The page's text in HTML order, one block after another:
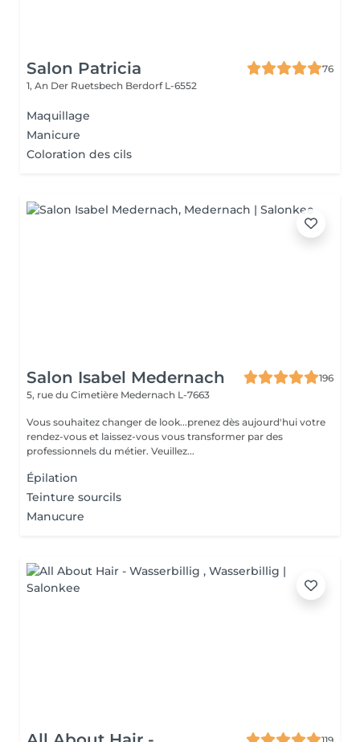
Salon Patricia
76
1, An Der Ruetsbech Berdorf L-6552
Maquillage
Manicure
Coloration des cils
Salon Isabel Medernach
196
5, rue du Cimetière Medernach L-7663
Vous souhaitez changer de look...prenez dès aujourd'hui votre
rendez-vous et laissez-vous vous transformer par des
professionnels du métier. Veuillez...
Épilation
Teinture sourcils
Manucure